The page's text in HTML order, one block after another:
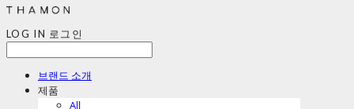
LOG IN 로그인
브랜드 소개
제품
All